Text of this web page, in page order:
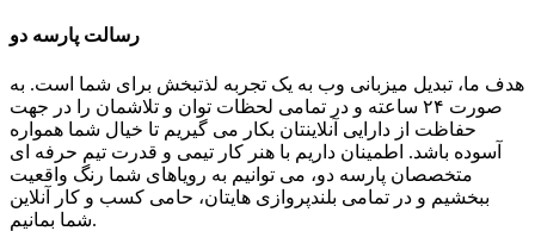
رسالت پارسه دو
هدف ما، تبدیل میزبانی وب به یک تجربه لذتبخش برای شما است. به
صورت ۲۴ ساعته و در تمامی لحظات توان و تلاشمان را در جهت
حفاظت از دارایی آنلاینتان بکار می گیریم تا خیال شما همواره
آسوده باشد. اطمینان داریم با هنر کار تیمی و قدرت تیم حرفه ای
متخصصان پارسه دو، می توانیم به رویاهای شما رنگ واقعیت
ببخشیم و در تمامی بلندپروازی هایتان، حامی کسب و کار آنلاین
شما بمانیم.